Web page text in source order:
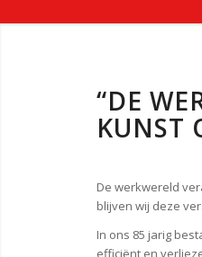
“DE
KUNST
De werkwereld
blijven wij deze
In ons 85 jarig
efficiënt en